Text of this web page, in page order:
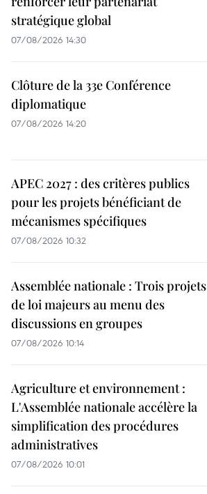
stratégique global
07/08/2026 14:30
Clôture de la 33e Conférence
diplomatique
07/08/2026 14:20
APEC 2027 : des critères publics
pour les projets bénéficiant de
mécanismes spécifiques
07/08/2026 10:32
Assemblée nationale : Trois projets
de loi majeurs au menu des
discussions en groupes
07/08/2026 10:14
Agriculture et environnement :
L'Assemblée nationale accélère la
simplification des procédures
administratives
07/08/2026 10:01